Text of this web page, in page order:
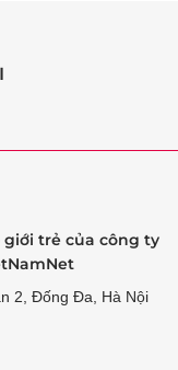
trẻ của công ty
2, Đống Đa, Hà Nội